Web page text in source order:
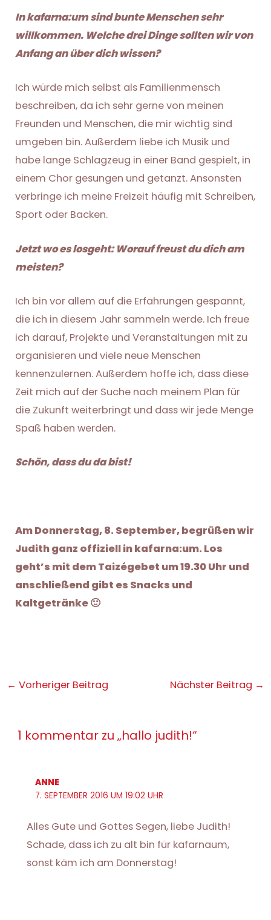
In kafarna:um sind bunte Menschen sehr
willkommen. Welche drei Dinge sollten wir von
Anfang an über dich wissen?
Ich würde mich selbst als Familienmensch
beschreiben, da ich sehr gerne von meinen
Freunden und Menschen, die mir wichtig sind
umgeben bin. Außerdem liebe ich Musik und
habe lange Schlagzeug in einer Band gespielt, in
einem Chor gesungen und getanzt. Ansonsten
verbringe ich meine Freizeit häufig mit Schreiben,
Sport oder Backen.
Jetzt wo es losgeht: Worauf freust du dich am
meisten?
Ich bin vor allem auf die Erfahrungen gespannt,
die ich in diesem Jahr sammeln werde. Ich freue
ich darauf, Projekte und Veranstaltungen mit zu
organisieren und viele neue Menschen
kennenzulernen. Außerdem hoffe ich, dass diese
Zeit mich auf der Suche nach meinem Plan für
die Zukunft weiterbringt und dass wir jede Menge
Spaß haben werden.
Schön, dass du da bist!
Am Donnerstag, 8. September, begrüßen wir
Judith ganz offiziell in kafarna:um. Los
geht’s mit dem Taizégebet um 19.30 Uhr und
anschließend gibt es Snacks und
Kaltgetränke 🙂
Post
← Vorheriger Beitrag Nächster Beitrag →
1 kommentar zu „hallo judith!“
ANNE
7. SEPTEMBER 2016 UM 19:02 UHR
Alles Gute und Gottes Segen, liebe Judith!
Schade, dass ich zu alt bin für kafarnaum,
sonst käm ich am Donnerstag!